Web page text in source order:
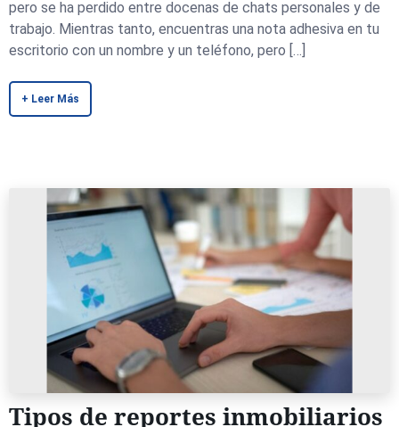
pero se ha perdido entre docenas de chats personales y de
trabajo. Mientras tanto, encuentras una nota adhesiva en tu
escritorio con un nombre y un teléfono, pero […]
+ Leer Más
Tipos de reportes inmobiliarios